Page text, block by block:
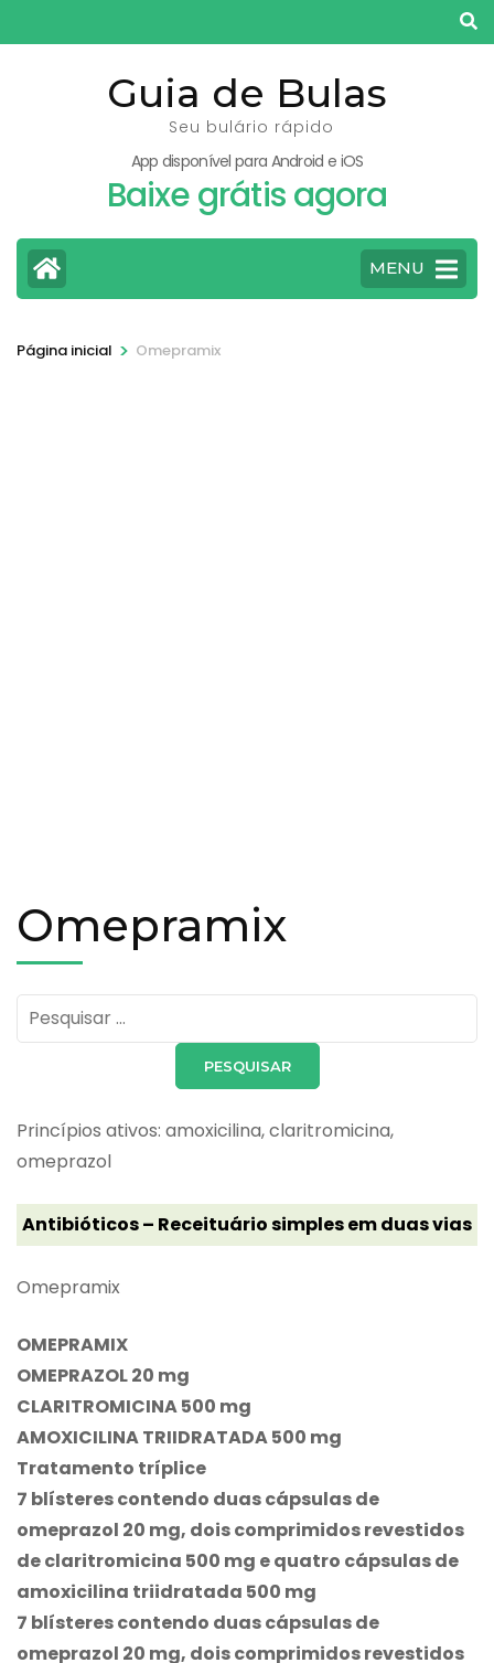
para
Guia de Bulas
Seu bulário rápido
App disponível para Android e iOS
Baixe grátis agora
MENU
Página inicial > Omepramix
Omepramix
Pesquisar
por:
Princípios ativos: amoxicilina, claritromicina,
omeprazol
Antibióticos – Receituário simples em duas vias
Omepramix
OMEPRAMIX
OMEPRAZOL 20 mg
CLARITROMICINA 500 mg
AMOXICILINA TRIIDRATADA 500 mg
Tratamento tríplice
7 blísteres contendo duas cápsulas de
omeprazol 20 mg, dois comprimidos revestidos
de claritromicina 500 mg e quatro cápsulas de
amoxicilina triidratada 500 mg
7 blísteres contendo duas cápsulas de
omeprazol 20 mg, dois comprimidos revestidos